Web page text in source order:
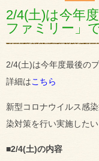
2/4(土)は今年
ファミリー」
2/4(土)は今年度最後の
詳細はこちら
新型コロナウイルス感
染対策を行い実施したい
■2/4(土)の内容